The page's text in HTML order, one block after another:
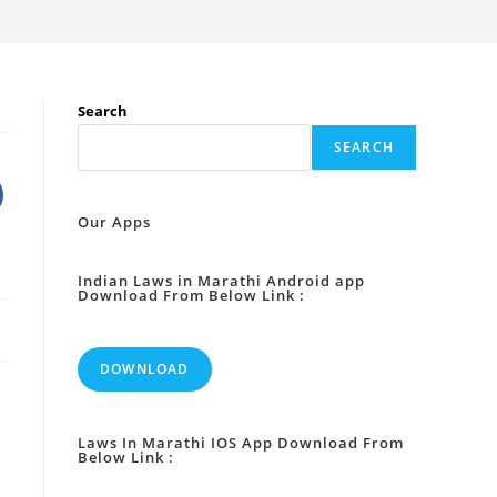
Search
SEARCH
Our Apps
Indian Laws in Marathi Android app
Download From Below Link :
DOWNLOAD
Laws In Marathi IOS App Download From
Below Link :